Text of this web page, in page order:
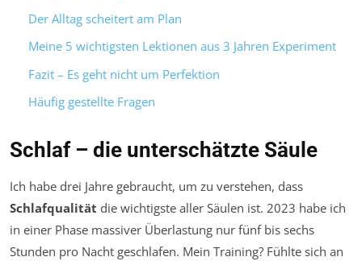
Der Alltag scheitert am Plan
Meine 5 wichtigsten Lektionen aus 3 Jahren Experiment
Fazit – Es geht nicht um Perfektion
Häufig gestellte Fragen
Schlaf – die unterschätzte Säule
Ich habe drei Jahre gebraucht, um zu verstehen, dass
Schlafqualität die wichtigste aller Säulen ist. 2023 habe ich
in einer Phase massiver Überlastung nur fünf bis sechs
Stunden pro Nacht geschlafen. Mein Training? Fühlte sich an